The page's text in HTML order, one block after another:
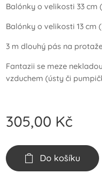
Balónky o velikosti 33 cm
Balónky o velikosti 13 cm
3 m dlouhý pás na
Fantazii se meze
vzduchem (ústy či
305,00 Kč
Do košíku